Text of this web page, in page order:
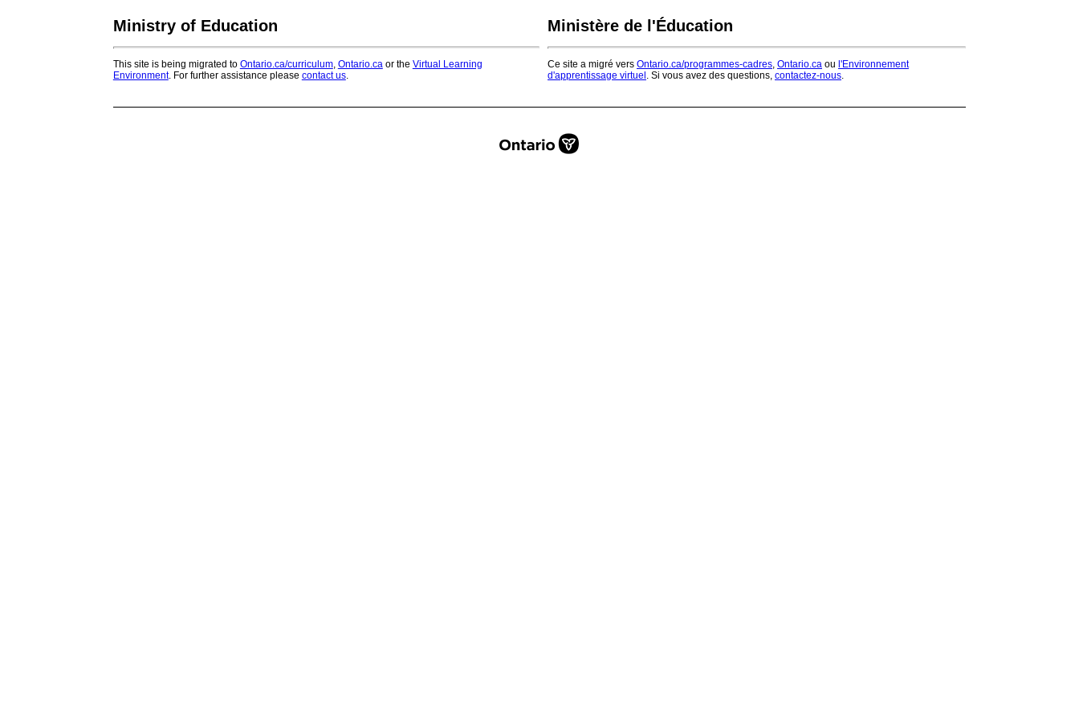
Ministry of Education
This site is being migrated to Ontario.ca/curriculum, Ontario.ca or the Virtual Learning
Environment. For further assistance please contact us.
Ministère de l'Éducation
Ce site a migré vers Ontario.ca/programmes-cadres, Ontario.ca ou l'Environnement
d'apprentissage virtuel . Si vous avez des questions, contactez-nous.